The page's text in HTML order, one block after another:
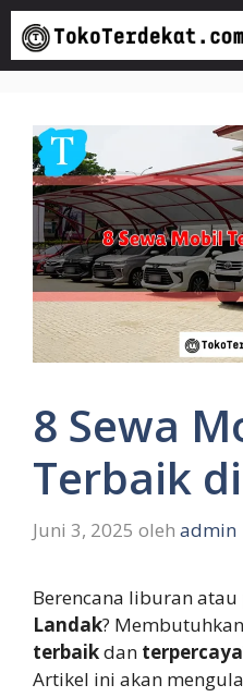
Langsung
isi
8 Sewa
Terbaik
Juni 3, 2025 oleh admin
Berencana liburan
Landak? Membutuhkan
terbaikdan terpercaya
Artikel ini akan